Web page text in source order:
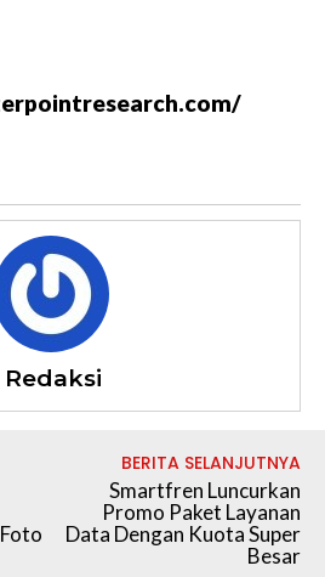
Redaksi
BERITA SELANJUTNYA
Smartfren Luncurkan
Promo Paket Layanan
Data Dengan Kuota Super
Besar